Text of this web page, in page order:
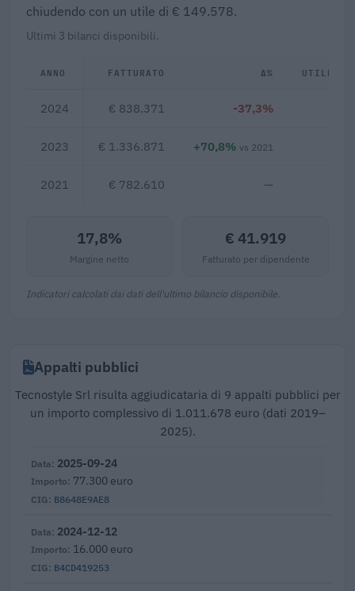
chiudendo con un utile di € 149.578.
Ultimi 3 bilanci disponibili.
ANNO FATTURATO Δ% UTILE/
2024 € 838.371 -37,3%
2023 € 1.336.871 +70,8% vs 2021
2021 € 782.610 —
17,8%
Margine netto
€ 41.919
Fatturato per dipendente
Indicatori calcolati dai dati dell'ultimo bilancio disponibile.
Appalti pubblici
Tecnostyle Srl risulta aggiudicataria di 9 appalti pubblici per
un importo complessivo di 1.011.678 euro (dati 2019–
2025).
B8648E9AE8
2025-09-24
77.300 euro
B4CD419253
2024-12-12
16.000 euro